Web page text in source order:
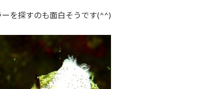
を探すのも面白そうです(^^)